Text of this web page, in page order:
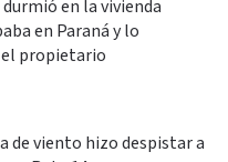
durmió en la vivienda
en Paraná y lo
propietario
de viento hizo despistar a